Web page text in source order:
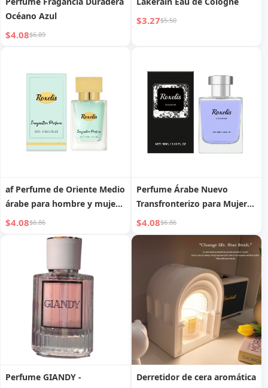
Océano Azul
$4.08$6.89
$3.27$5.50
af Perfume de Oriente Medio
árabe para hombre y mujer
Dubai shein tk
$4.08$6.86
Perfume Árabe Nuevo
Transfronterizo para Mujer
Perfume Concentrado de
Alta Calidad Larga Duración
Aceite Esencial Comercio
Exterior Perfume Vietnamita
de Oriente Medio
$4.08$6.86
Perfume GIANDY -
Derretidor de cera aromática